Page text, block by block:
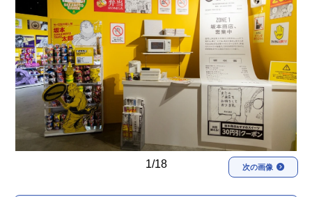
男性声優/女性声優一覧
FOLLOW US
1/18 次の画像